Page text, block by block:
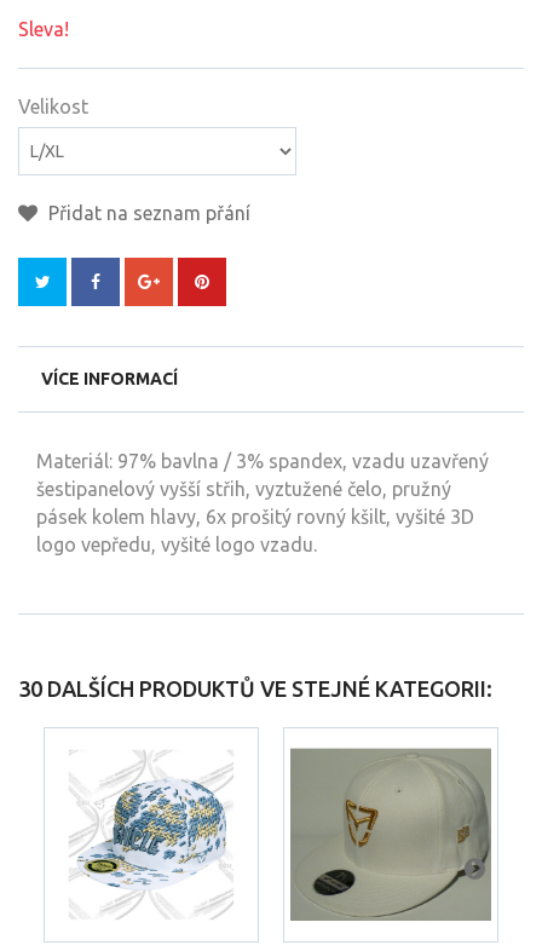
Sleva!
Velikost
Přidat na seznam přání
VÍCE INFORMACÍ
Materiál: 97% bavlna / 3% spandex, vzadu uzavřený
šestipanelový vyšší střih, vyztužené čelo, pružný
pásek kolem hlavy, 6x prošitý rovný kšilt, vyšité 3D
logo vepředu, vyšité logo vzadu.
30 DALŠÍCH PRODUKTŮ VE STEJNÉ KATEGORII: